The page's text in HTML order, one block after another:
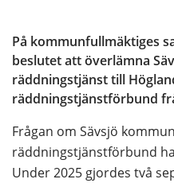
På kommunfullmäktiges
beslutet att överlämna
räddningstjänst till
räddningstjänstförbund
Frågan om Sävsjö
räddningstjänstförbund
Under 2025 gjordes två